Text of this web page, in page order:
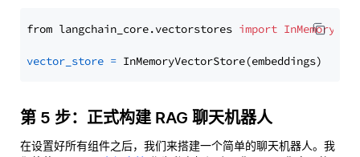
from langchain_core.vectorstores import
vector_store =
第 5 步：正式构建 RAG 聊天机器人
在设置好所有组件之后，我们来搭建一个简单的聊天机器人。我